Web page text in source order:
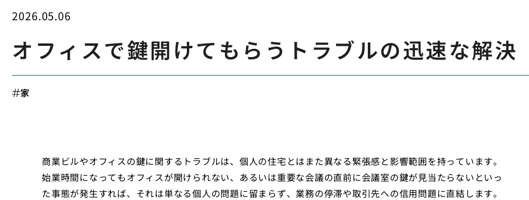
2026.05.06
オフィスで鍵開けてもらうトラブルの迅速な解決
家
商業ビルやオフィスの鍵に関するトラブルは、個人の住宅とはまた異なる緊張感と影響範囲を持っています。
始業時間になってもオフィスが開けられない、あるいは重要な会議の直前に会議室の鍵が見当たらないといっ
た事態が発生すれば、それは単なる個人の問題に留まらず、業務の停滞や取引先への信用問題に直結します。